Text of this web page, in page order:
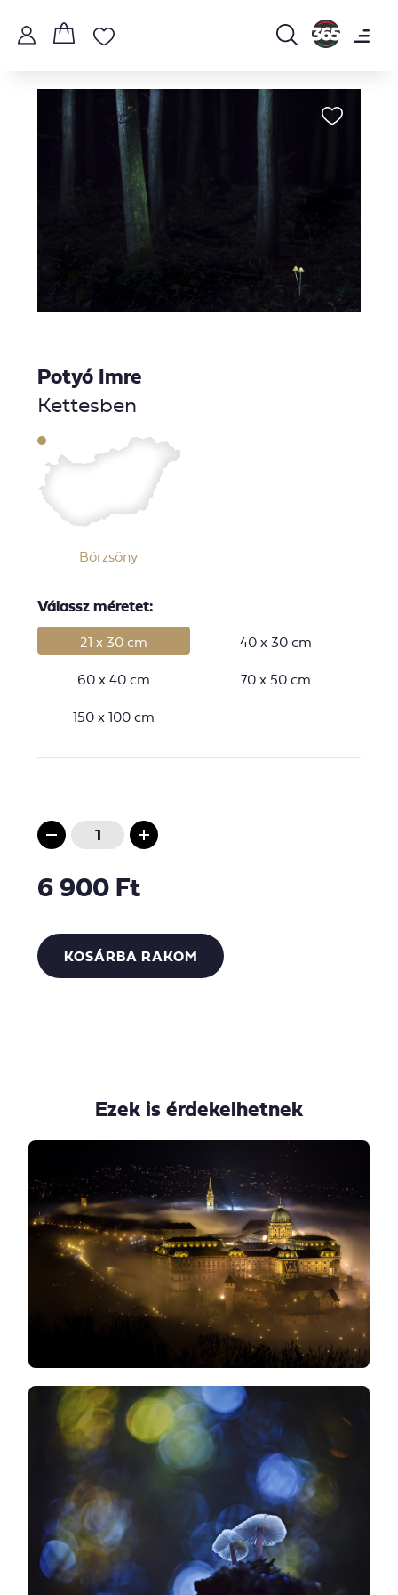
Potyó Imre
Kettesben
Börzsöny
Válassz méretet:
21 x 30 cm
40 x 30 cm
60 x 40 cm
70 x 50 cm
150 x 100 cm
6 900 Ft
KOSÁRBA RAKOM
Ezek is érdekelhetnek